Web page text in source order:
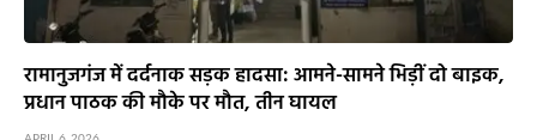
रामानुजगंज में दर्दनाक सड़क हादसा: आमने-सामने भिड़ीं दो बाइक,
प्रधान पाठक की मौके पर मौत, तीन घायल